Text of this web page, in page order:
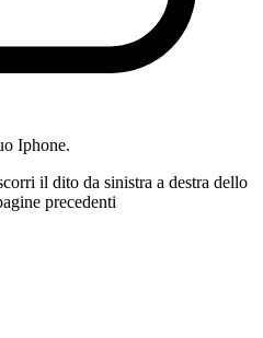
Iphone.
il dito da sinistra a destra dello
precedenti